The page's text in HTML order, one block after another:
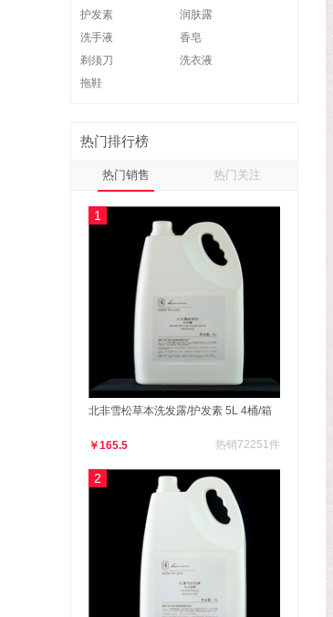
护发素
润肤露
洗手液
香皂
剃须刀
洗衣液
拖鞋
热门排行榜
热门销售 热门关注
1
北非雪松草本洗发露/护发素 5L 4桶/箱
热销72251件
￥165.5
2